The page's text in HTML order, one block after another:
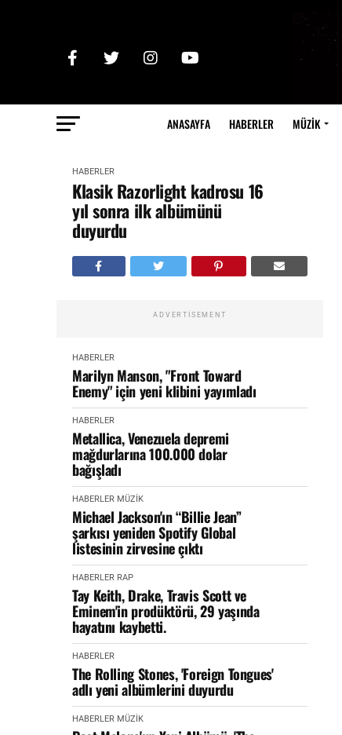
ANASAYFA HABERLER MÜZİK
HABERLER
Klasik Razorlight kadrosu 16
yıl sonra ilk albümünü
duyurdu
ADVERTISEMENT
HABERLER
Marilyn Manson, "Front Toward
Enemy" için yeni klibini yayımladı
HABERLER
Metallica, Venezuela depremi
mağdurlarına 100.000 dolar
bağışladı
HABERLER MÜZİK
Michael Jackson'ın “Billie Jean”
şarkısı yeniden Spotify Global
listesinin zirvesine çıktı
HABERLER RAP
Tay Keith, Drake, Travis Scott ve
Eminem'in prodüktörü, 29 yaşında
hayatını kaybetti.
HABERLER
The Rolling Stones, 'Foreign Tongues'
adlı yeni albümlerini duyurdu
HABERLER MÜZİK